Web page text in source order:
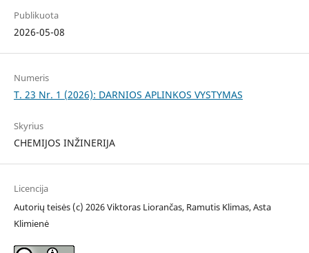
Publikuota
2026-05-08
Numeris
T. 23 Nr. 1 (2026): DARNIOS APLINKOS VYSTYMAS
Skyrius
CHEMIJOS INŽINERIJA
Licencija
Autorių teisės (c) 2026 Viktoras Liorančas, Ramutis Klimas, Asta
Klimienė